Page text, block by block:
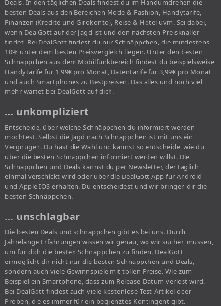
Deals. In den täglichen Deals findest du im Handumdrehen die
besten Deals aus den Bereichen Mode & Fashion, Handytarife,
Finanzen (Kredite und Girokonto), Reise & Hotel uvm. Sei dabei,
wenn DealGott auf der Jagd ist und den nächsten Preisknaller
findet. Bei DealGott findest du nur Schnäppchen, die mindestens
10% unter dem besten Preisvergleich liegen. Unter den besten
Schnäppchen aus dem Mobilfunkbereich findest du beispielsweise
Handytarife für 1,99€ pro Monat, Datentarife für 3,99€ pro Monat
und auch Smartphones zu Bestpreisen. Das alles und noch viel
mehr wartet bei DealGott auf dich.
… unkompliziert
Entscheide, über welche Schnäppchen du informiert werden
möchtest. Selbst die Jagd nach Schnäppchen ist mit uns ein
Vergnügen. Du hast die Wahl und kannst so entscheide, wie du
über die besten Schnäppchen informiert werden willst. Die
Schnäppchen und Deals kannst du per Newsletter, der täglich
einmal verschickt wird oder über die DealGott App für Android
und Apple IOS erhalten. Du entscheidest und wir bringen dir die
besten Schnäppchen.
… unschlagbar
Die besten Deals und schnäppchen gibt es bei uns. Durch
Jahrelange Erfahrungen wissen wir genau, wo wir suchen müssen,
um für dich die besten Schnäppchen zu finden. DealGott
ermöglicht dir nicht nur die besten Schnäppchen und Deals,
sondern auch viele Gewinnspiele mit tollen Preise. Wie zum
Beispiel ein Smartphone, dass zum Release-Datum verlost wird.
Bei DealGott findest auch viele kostenlose Test-Artikel oder
Proben, die es immer für ein begrenztes Kontingent gibt.